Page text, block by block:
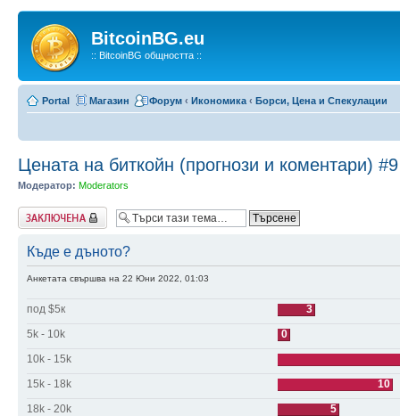
BitcoinBG.eu
:: BitcoinBG общността ::
Portal Магазин Форум ‹ Икономика ‹ Борси, Цена и Спекулации
Цената на биткойн (прогнози и коментари)
Модератор: Moderators
Заключена
Къде е дъното?
Анкетата свършва на 22 Юни 2022, 01:03
под $5к
3
5k - 10k
0
10k - 15k
15k - 18k
10
18k - 20k
5